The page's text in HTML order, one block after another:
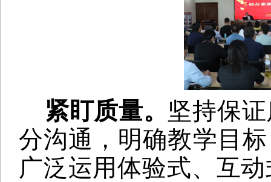
紧盯质量。 坚持保
分沟通，明确教学目
广泛运用体验式、互